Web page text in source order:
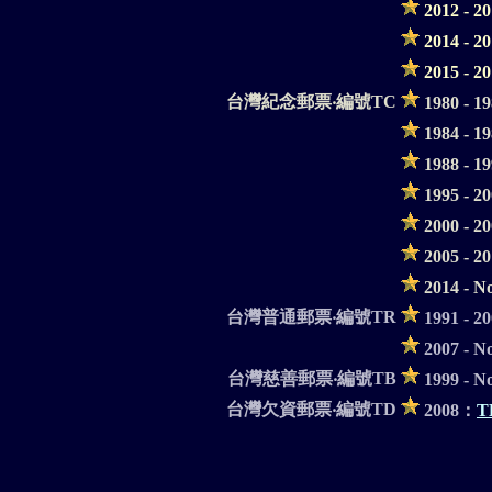
2012 -
2014 -
2015 -
台灣紀念郵票‧編號TC
1980 -
1984 -
1988 -
1995 -
2000 -
2005 -
2014 -
台灣普通郵票‧編號TR
1991 -
2007 -
台灣慈善郵票‧編號TB
1999 -
台灣欠資郵票‧編號TD
2008：